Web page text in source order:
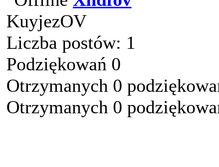
KuyjezOV
Liczba postów: 1
Podziękowań 0
Otrzymanych 0
Otrzymanych 0